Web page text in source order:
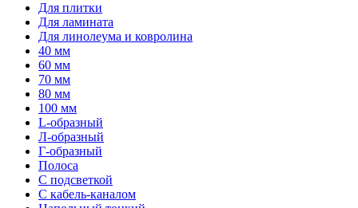
Для плитки
Для ламината
Для линолеума и ковролина
40 мм
60 мм
70 мм
80 мм
100 мм
L-образный
Л-образный
Г-образный
Полоса
С подсветкой
С кабель-каналом